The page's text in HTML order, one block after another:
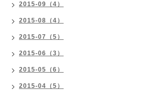
2015-09（4）
2015-08（4）
2015-07（5）
2015-06（3）
2015-05（6）
2015-04（5）